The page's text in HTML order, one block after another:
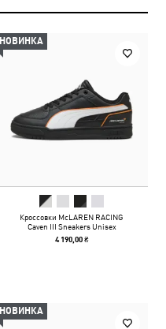
НОВИНКА
Кроссовки McLAREN RACING
Caven III Sneakers Unisex
4 190,00 ₴
НОВИНКА